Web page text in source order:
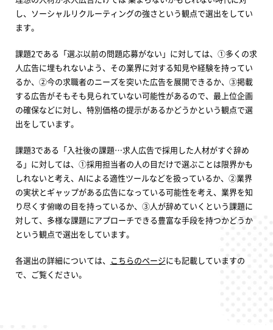
し、ソーシャルリクルーティングの強さという観点で選出をしてい
ます。
課題2である「選ぶ以前の問題応募がない」に対しては、①多くの求
人広告に埋もれないよう、その業界に対する知見や経験を持ってい
るか、②今の求職者のニーズを突いた広告を展開できるか、③掲載
する広告がそもそも見られていない可能性があるので、最上位企画
の確保などに対し、特別価格の提示があるかどうかという観点で選
出をしています。
課題3である「入社後の課題…求人広告で採用した人材がすぐ辞め
る」に対しては、①採用担当者の人の目だけで選ぶことは限界かも
しれないと考え、AIによる適性ツールなどを扱っているか、②業界
の実状とギャップがある広告になっている可能性を考え、業界を知
り尽くす俯瞰の目を持っているか、③人が辞めていくという課題に
対して、多様な課題にアプローチできる豊富な手段を持つかどうか
という観点で選出をしています。
各選出の詳細については、 こちらのページにも記載していますの
で、ご覧ください。